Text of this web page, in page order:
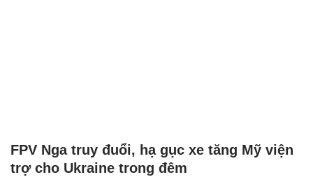
FPV Nga truy đuổi, hạ gục xe tăng Mỹ viện
trợ cho Ukraine trong đêm